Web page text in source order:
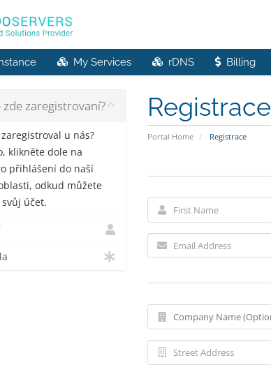
My Services rDNS Billing
Registrace
Portal Home Registrace
zaregistrovaní?
u nás?
klikněte dole na
přihlášení do naší
odkud můžete
účet.